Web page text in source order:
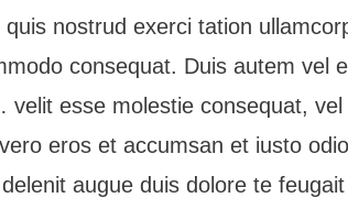
nostrud exerci tation
consequat. Duis autem vel
esse molestie consequat, vel
eros et accumsan et iusto
augue duis dolore te